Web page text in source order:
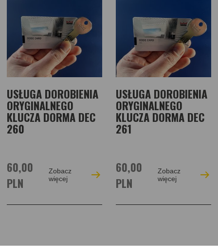
USŁUGA DOROBIENIA
ORYGINALNEGO
KLUCZA DORMA DEC
260
60,00
PLN
Zobacz
więcej
USŁUGA DOROBIENIA
ORYGINALNEGO
KLUCZA DORMA DEC
261
60,00
PLN
Zobacz
więcej